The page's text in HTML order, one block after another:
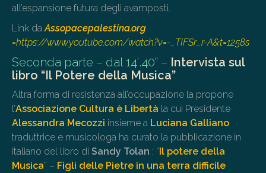
all’espansione futura degli avamposti.
Link daAssopacepalestina.org
=https://www.youtube.com/watch?v=-_TIFSr_r-A&t=1258s
Seconda parte – dal 14′.40” – Intervista sul
libro “Il Potere della Musica”
Altra forma di resistenza all’occupazione la propone
l’Associazione Cultura è Libertà la cui Presidente
Alessandra Mecozzi insieme a Luciana Galliano
traduttrice e musicologa ha curato la pubblicazione in
italiano del libro di Sandy Tolan : “Il potere della
Musica” – Figli delle Pietre in una terra difficile